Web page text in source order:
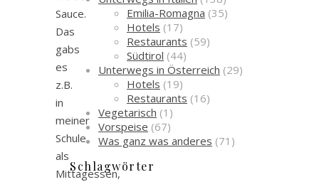
Sauce.
Das
gabs
es
z.B.
in
meiner
Schule
als
Mittagessen,
Emilia-Romagna (35)
Hotels (17)
Restaurants (59)
Südtirol (44)
Unterwegs in Österreich (29)
Hotels (19)
Restaurants (16)
Vegetarisch (1)
Vorspeise (67)
Was ganz was anderes (71)
Schlagwörter